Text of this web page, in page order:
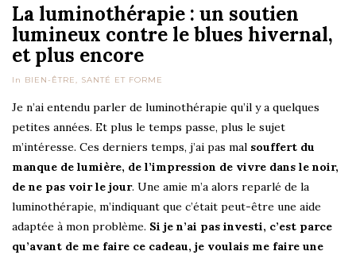
La luminothérapie : un soutien
lumineux contre le blues hivernal,
et plus encore
In BIEN-ÊTRE, SANTÉ ET FORME
Je n’ai entendu parler de luminothérapie qu’il y a quelques
petites années. Et plus le temps passe, plus le sujet
m’intéresse. Ces derniers temps, j’ai pas mal souffert du
manque de lumière, de l’impression de vivre dans le noir,
de ne pas voir le jour. Une amie m’a alors reparlé de la
luminothérapie, m’indiquant que c’était peut-être une aide
adaptée à mon problème. Si je n’ai pas investi, c’est parce
qu’avant de me faire ce cadeau, je voulais me faire une